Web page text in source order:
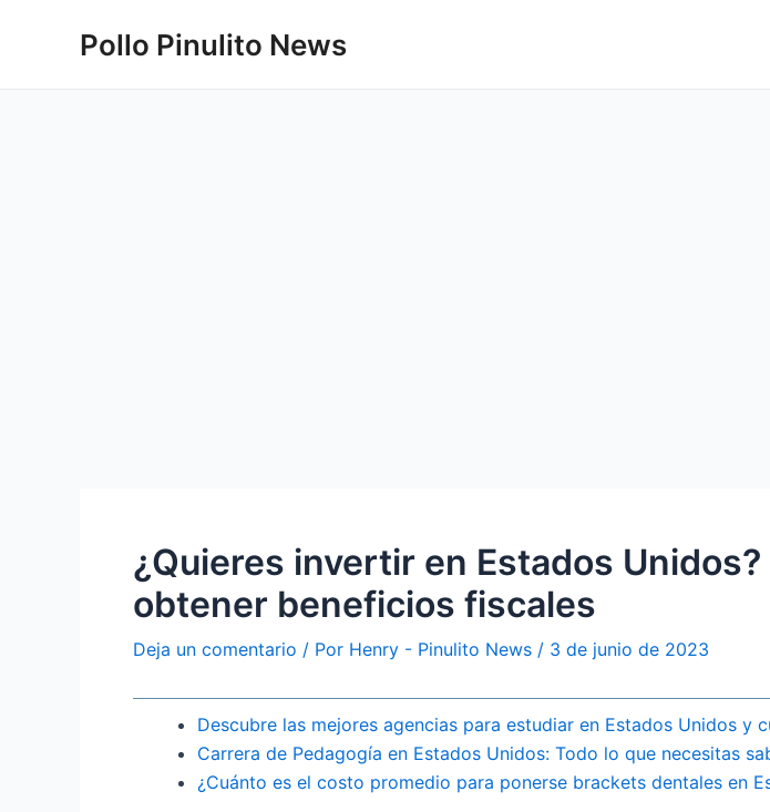
Pollo Pinulito News
¿Quieres invertir en Estados
obtener beneficios fiscales
Deja un comentario / Por Henry - Pinulito News / 3 de junio de 2023
Descubre las mejores agencias para estudiar en Estados Unidos y
Carrera de Pedagogía en Estados Unidos: Todo lo que necesitas
¿Cuánto es el costo promedio para ponerse brackets dentales en